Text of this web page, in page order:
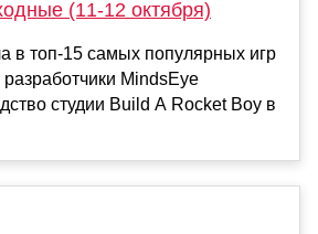
(11-12 октября)
в топ-15 самых популярных игр
MindsEye
студии Build A Rocket Boy в